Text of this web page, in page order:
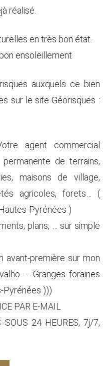
réalisé.
en très bon état.
ensoleillement
auxquels ce bien
sur le site Géorisques :
agent commercial
de terrains,
maisons de village,
agricoles, forets… (
Pyrénées )
plans, … sur simple
avant-première sur mon
– Granges foraines
Pyrénées )))
PAR E-MAIL
SOUS 24 HEURES, 7j/7,